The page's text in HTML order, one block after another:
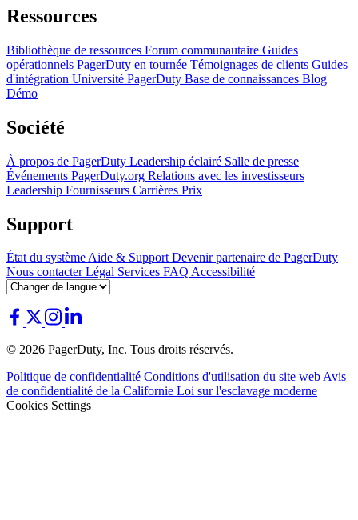
Ressources
Bibliothèque de ressources Forum communautaire Guides
opérationnels PagerDuty en tournée Témoignages de clients Guides
d'intégration Université PagerDuty Base de connaissances Blog
Démo
Société
À propos de PagerDuty Leadership éclairé Salle de presse
Événements PagerDuty.org Relations avec les investisseurs
Leadership Fournisseurs Carrières Prix
Support
État du systèmeAide & SupportDevenir partenaire de PagerDuty
Nous contacterLégal Services FAQ Accessibilité
© 2026 PagerDuty, Inc. Tous droits réservés.
Politique de confidentialité Conditions d'utilisation du site webAvis
de confidentialité de la Californie Loi sur l'esclavage moderne
Cookies Settings